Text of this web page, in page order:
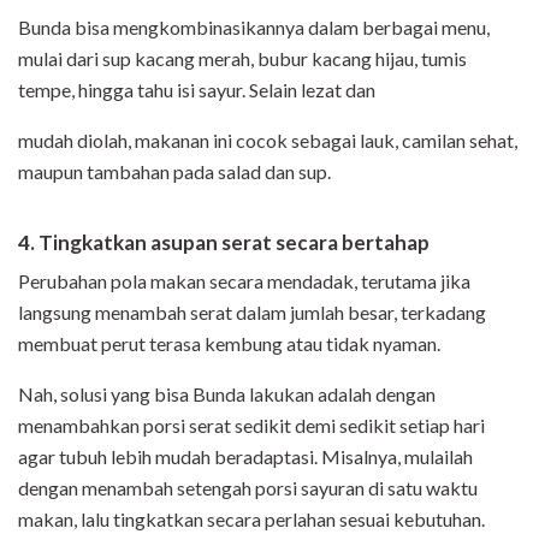
Bunda bisa mengkombinasikannya dalam berbagai menu,
mulai dari sup kacang merah, bubur kacang hijau, tumis
tempe, hingga tahu isi sayur. Selain lezat dan
mudah diolah, makanan ini cocok sebagai lauk, camilan sehat,
maupun tambahan pada salad dan sup.
4. Tingkatkan asupan serat secara bertahap
Perubahan pola makan secara mendadak, terutama jika
langsung menambah serat dalam jumlah besar, terkadang
membuat perut terasa kembung atau tidak nyaman.
Nah, solusi yang bisa Bunda lakukan adalah dengan
menambahkan porsi serat sedikit demi sedikit setiap hari
agar tubuh lebih mudah beradaptasi. Misalnya, mulailah
dengan menambah setengah porsi sayuran di satu waktu
makan, lalu tingkatkan secara perlahan sesuai kebutuhan.